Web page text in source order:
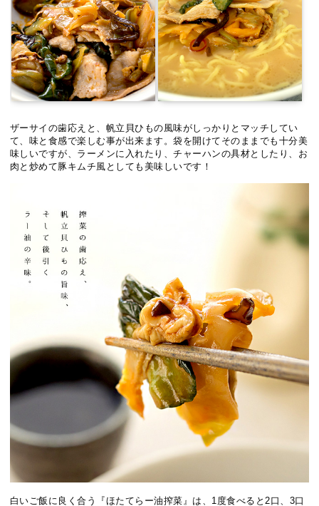
ザーサイの歯応えと、帆立貝ひもの風味がしっかりとマッチしてい
て、味と食感で楽しむ事が出来ます。袋を開けてそのままでも十分美
味しいですが、ラーメンに入れたり、チャーハンの具材としたり、お
肉と炒めて豚キムチ風としても美味しいです！
白いご飯に良く合う『ほたてらー油搾菜』は、1度食べると2口、3口